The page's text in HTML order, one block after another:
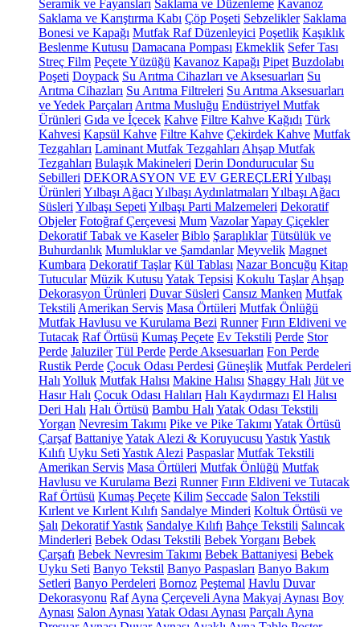
Seramik ve Fayansları Saklama ve Düzenleme Kavanoz
Saklama ve Karıştırma Kabı Çöp Poşeti Sebzelikler Saklama
Bonesi ve Kapağı Mutfak Raf Düzenleyici Poşetlik Kaşıklık
Beslenme Kutusu Damacana Pompası Ekmeklik Sefer Tası
Streç Film Peçete Yüzüğü Kavanoz Kapağı Pipet Buzdolabı
Poşeti Doypack Su Arıtma Cihazları ve Aksesuarları Su
Arıtma Cihazları Su Arıtma Filtreleri Su Arıtma Aksesuarları
ve Yedek Parçaları Arıtma Musluğu Endüstriyel Mutfak
Ürünleri Gıda ve İçecek Kahve Filtre Kahve Kağıdı Türk
Kahvesi Kapsül Kahve Filtre Kahve Çekirdek Kahve Mutfak
Tezgahları Laminant Mutfak Tezgahları Ahşap Mutfak
Tezgahları Bulaşık Makineleri Derin Dondurucular Su
Sebilleri DEKORASYON VE EV GEREÇLERİYılbaşı
Ürünleri Yılbaşı Ağacı Yılbaşı Aydınlatmaları Yılbaşı Ağacı
Süsleri Yılbaşı Sepeti Yılbaşı Parti Malzemeleri Dekoratif
Objeler Fotoğraf Çerçevesi Mum VazolarYapay Çiçekler
Dekoratif Tabak ve Kaseler Biblo Şaraplıklar Tütsülük ve
Buhurdanlık Mumluklar ve Şamdanlar Meyvelik Magnet
Kumbara Dekoratif Taşlar Kül Tablası Nazar Boncuğu Kitap
Tutucular Müzik Kutusu Yatak Tepsisi Kokulu Taşlar Ahşap
Dekorasyon Ürünleri Duvar Süsleri Cansız Manken Mutfak
Tekstili Amerikan Servis Masa Örtüleri Mutfak Önlüğü
Mutfak Havlusu ve Kurulama Bezi Runner Fırın Eldiveni ve
Tutacak Raf Örtüsü Kumaş Peçete Ev Tekstili Perde Stor
Perde Jaluziler Tül Perde Perde Aksesuarları Fon Perde
Rustik Perde Çocuk Odası Perdesi Güneşlik Mutfak Perdeleri
Halı Yolluk Mutfak Halısı Makine Halısı Shaggy Halı Jüt ve
Hasır Halı Çocuk Odası Halıları Halı Kaydırmazı El Halısı
Deri Halı Halı Örtüsü Bambu Halı Yatak Odası Tekstili
Yorgan Nevresim Takımı Pike ve Pike Takımı Yatak Örtüsü
Çarşaf BattaniyeYatak Alezi & Koruyucusu YastıkYastık
Kılıfı Uyku Seti Yastık Alezi Paspaslar Mutfak Tekstili
Amerikan Servis Masa Örtüleri Mutfak Önlüğü Mutfak
Havlusu ve Kurulama Bezi Runner Fırın Eldiveni ve Tutacak
Raf Örtüsü Kumaş Peçete Kilim Seccade Salon Tekstili
Kırlent ve Kırlent Kılıfı Sandalye Minderi Koltuk Örtüsü ve
Şalı Dekoratif Yastık Sandalye Kılıfı Bahçe Tekstili Salıncak
Minderleri Bebek Odası Tekstili Bebek Yorganı Bebek
Çarşafı Bebek Nevresim Takımı Bebek Battaniyesi Bebek
Uyku Seti Banyo Tekstil Banyo Paspasları Banyo Bakım
Setleri Banyo Perdeleri Bornoz Peştemal Havlu Duvar
Dekorasyonu Raf Ayna Çerçeveli Ayna Makyaj Aynası Boy
Aynası Salon Aynası Yatak Odası Aynası Parçalı Ayna